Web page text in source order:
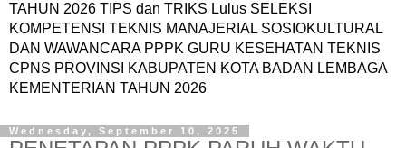
TAHUN 2026 TIPS dan TRIKS Lulus SELEKSI
KOMPETENSI TEKNIS MANAJERIAL SOSIOKULTURAL
DAN WAWANCARA PPPK GURU KESEHATAN TEKNIS
CPNS PROVINSI KABUPATEN KOTA BADAN LEMBAGA
KEMENTERIAN TAHUN 2026
Wednesday, September 10, 2025